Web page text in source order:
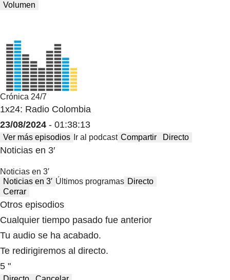
Volumen
Crónica 24/7
1x24: Radio Colombia
23/08/2024 - 01:38:13
Ver más episodios Ir al podcast Compartir Directo
Noticias en 3′
Noticias en 3′
Noticias en 3′ Últimos programas Directo
Cerrar
Otros episodios
Cualquier tiempo pasado fue anterior
Tu audio se ha acabado.
Te redirigiremos al directo.
5 "